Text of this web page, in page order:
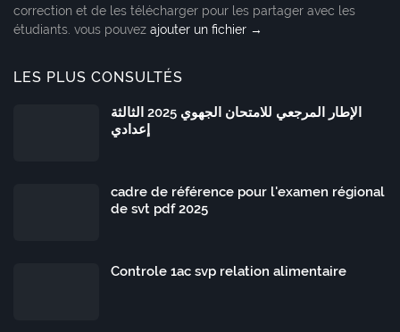
correction et de les télécharger pour les partager avec les
étudiants. vous pouvez ajouter un fichier →
LES PLUS CONSULTÉS
الإطار المرجعي للامتحان الجهوي 2025 الثالثة
إعدادي
cadre de référence pour l'examen régional
de svt pdf 2025
Controle 1ac svp relation alimentaire